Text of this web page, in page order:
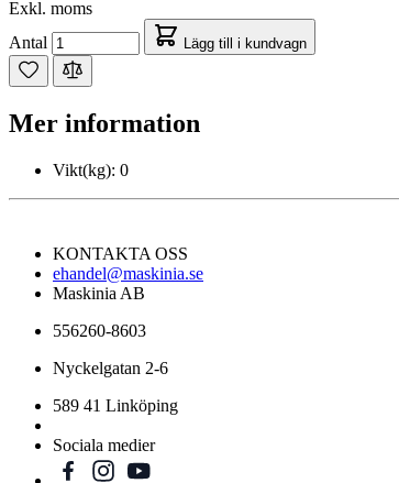
Exkl. moms
Antal
Lägg till i kundvagn
Mer information
Vikt(kg): 0
KONTAKTA OSS
ehandel@maskinia.se
Maskinia AB
556260-8603
Nyckelgatan 2-6
589 41 Linköping
Sociala medier